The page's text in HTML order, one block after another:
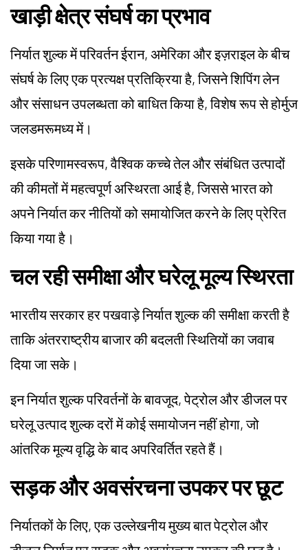
खाड़ी क्षेत्र संघर्ष का प्रभाव
निर्यात शुल्क में परिवर्तन ईरान, अमेरिका और इज़राइल के बीच
संघर्ष के लिए एक प्रत्यक्ष प्रतिक्रिया है, जिसने शिपिंग लेन
और संसाधन उपलब्धता को बाधित किया है, विशेष रूप से होर्मुज
जलडमरूमध्य में।
इसके परिणामस्वरूप, वैश्विक कच्चे तेल और संबंधित उत्पादों
की कीमतों में महत्वपूर्ण अस्थिरता आई है, जिससे भारत को
अपने निर्यात कर नीतियों को समायोजित करने के लिए प्रेरित
किया गया है।
चल रही समीक्षा और घरेलू मूल्य स्थिरता
भारतीय सरकार हर पखवाड़े निर्यात शुल्क की समीक्षा करती है
ताकि अंतरराष्ट्रीय बाजार की बदलती स्थितियों का जवाब
दिया जा सके।
इन निर्यात शुल्क परिवर्तनों के बावजूद, पेट्रोल और डीजल पर
घरेलू उत्पाद शुल्क दरों में कोई समायोजन नहीं होगा, जो
आंतरिक मूल्य वृद्धि के बाद अपरिवर्तित रहते हैं।
सड़क और अवसंरचना उपकर पर छूट
निर्यातकों के लिए, एक उल्लेखनीय मुख्य बात पेट्रोल और